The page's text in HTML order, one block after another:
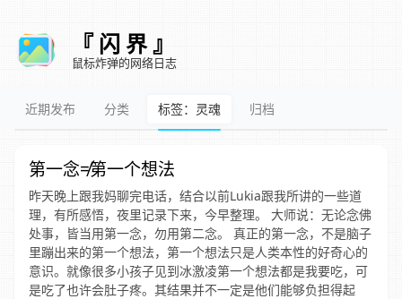
『 闪 界 』
鼠标炸弹的网络日志
近期发布 分类 标签：灵魂 归档
第一念≠第一个想法
昨天晚上跟我妈聊完电话，结合以前Lukia跟我所讲的一些道
理，有所感悟，夜里记录下来，今早整理。 大师说：无论念佛
处事，皆当用第一念，勿用第二念。 真正的第一念，不是脑子
里蹦出来的第一个想法，第一个想法只是人类本性的好奇心的
意识。就像很多小孩子见到冰激凌第一个想法都是我要吃，可
是吃了也许会肚子疼。其结果并不一定是他们能够负担得起